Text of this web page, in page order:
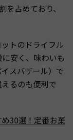
占めており、
トのドライフル
安く、味わいも
スバザール）で
るのも便利で
30選！定番お菓